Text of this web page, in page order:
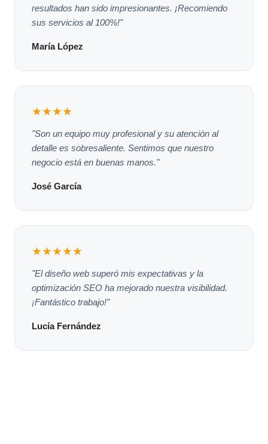
resultados han sido impresionantes. ¡Recomiendo
sus servicios al 100%!"
María López
★★★★
"Son un equipo muy profesional y su atención al
detalle es sobresaliente. Sentimos que nuestro
negocio está en buenas manos."
José García
★★★★★
"El diseño web superó mis expectativas y la
optimización SEO ha mejorado nuestra visibilidad.
¡Fantástico trabajo!"
Lucía Fernández